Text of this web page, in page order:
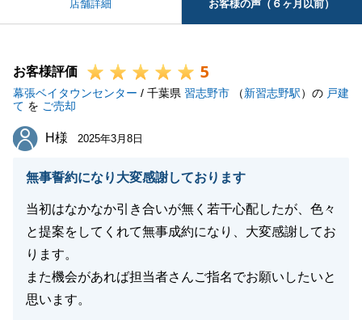
店舗詳細 お客様の声（６ヶ月以前）
お客様評価 5
幕張ベイタウンセンター / 千葉県 習志野市 （新習志野駅）の 戸建
て を ご売却
H様
H様 2025年3月8日
無事誓約になり大変感謝しております
当初はなかなか引き合いが無く若干心配したが、色々
と提案をしてくれて無事成約になり、大変感謝してお
ります。
また機会があれば担当者さんご指名でお願いしたいと
思います。